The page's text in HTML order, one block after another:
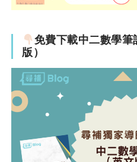
免費下載中二數學筆
版）